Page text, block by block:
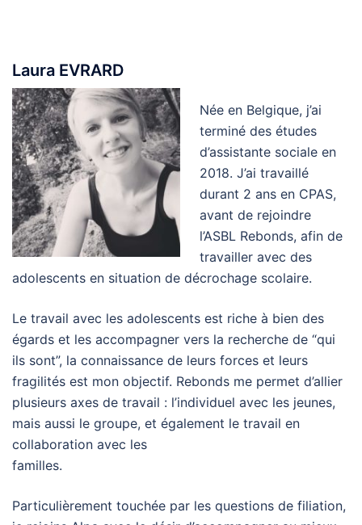
Laura EVRARD
Née en Belgique, j’ai
terminé des études
d’assistante sociale en
2018. J’ai travaillé
durant 2 ans en CPAS,
avant de rejoindre
l’ASBL Rebonds, afin de
travailler avec des
adolescents en situation de décrochage scolaire.
Le travail avec les adolescents est riche à bien des
égards et les accompagner vers la recherche de “qui
ils sont”, la connaissance de leurs forces et leurs
fragilités est mon objectif. Rebonds me permet d’allier
plusieurs axes de travail : l’individuel avec les jeunes,
mais aussi le groupe, et également le travail en
collaboration avec les
familles.
Particulièrement touchée par les questions de filiation,